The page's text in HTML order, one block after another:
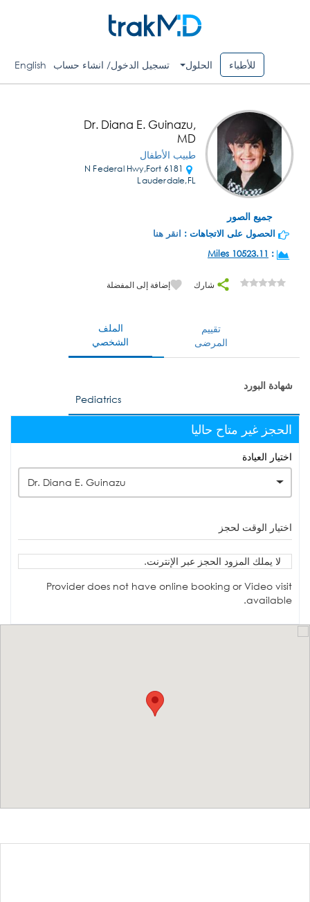
للأطباء الحلول تسجيل الدخول/ انشاء حساب English
جميع الصور
Dr. Diana E. Guinazu,
MD
طبيب الأطفال
6181 N Federal Hwy,Fort
Lauderdale,FL
الحصول على الاتجاهات : انقر هنا
:
10523.11 Miles
شارك إضافة إلى المفضلة
الملف
الشخصي
تقييم
المرضى
شهادة البورد
Pediatrics
الحجز غير متاح حاليا
اختيار العيادة
Dr. Diana E. Guinazu
اختيار الوقت لحجز
لا يملك المزود الحجز عبر الإنترنت.
Provider does not have online booking or Video visit
available.